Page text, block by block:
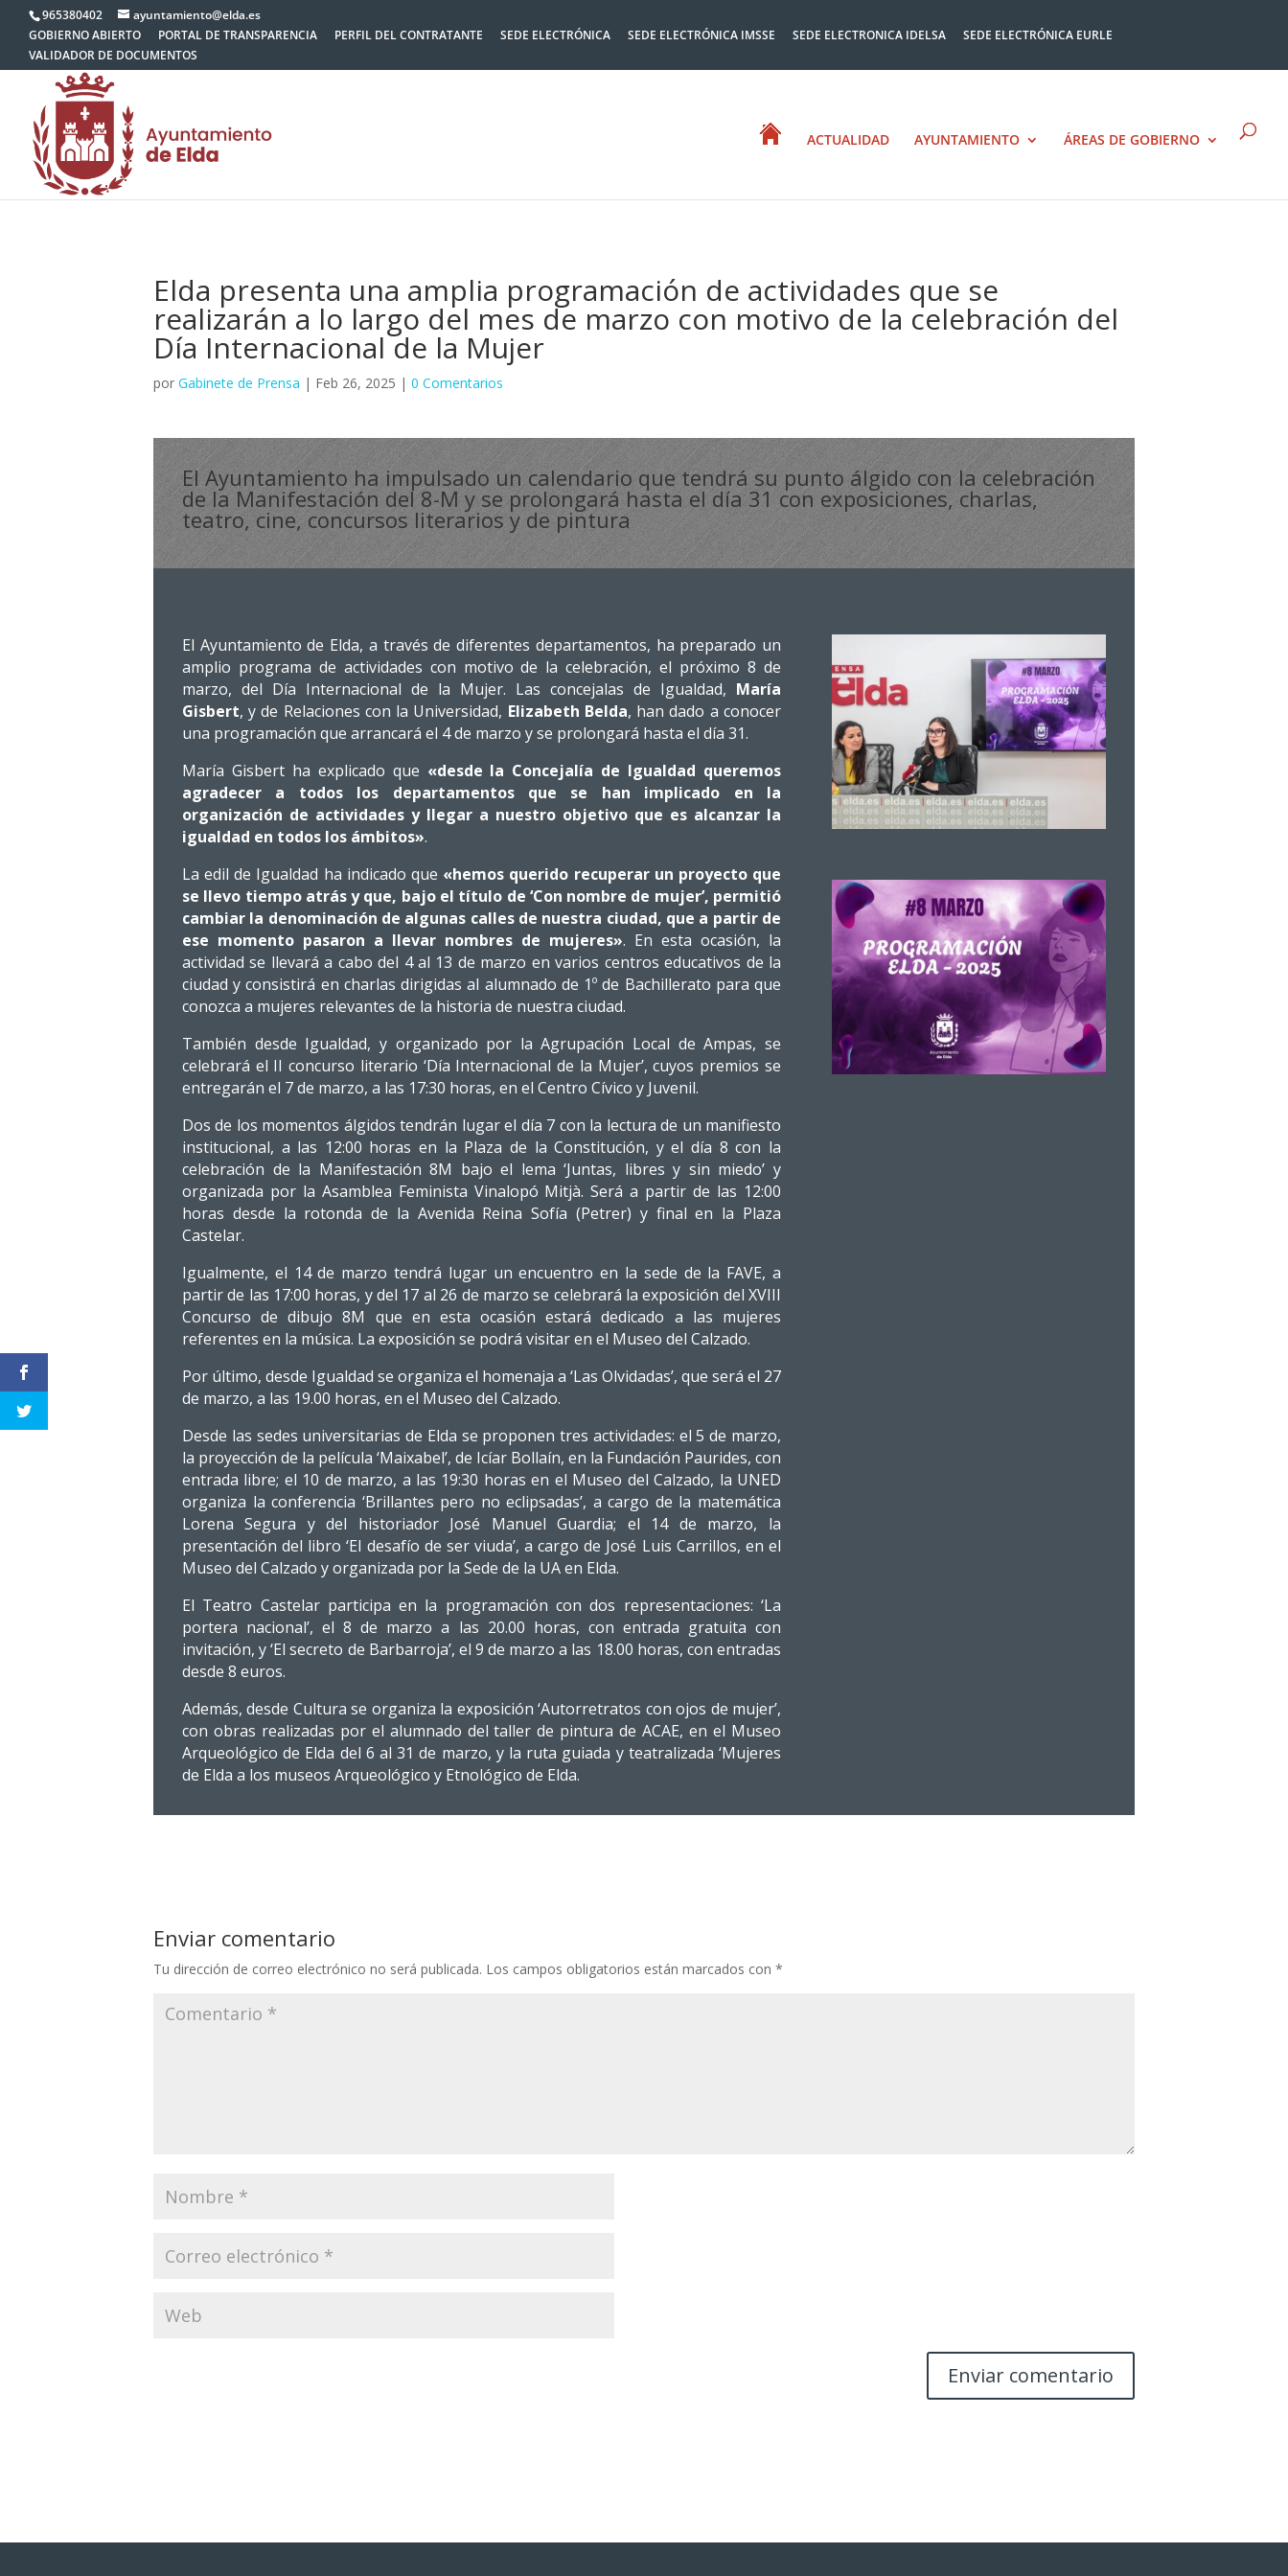
965380402
ayuntamiento@elda.es
GOBIERNO ABIERTO
PORTAL DE TRANSPARENCIA PERFIL DEL CONTRATANTE SEDE ELECTRÓNICA SEDE ELECTRÓNICA IMSSE SEDE ELECTRONICA IDELSA
SEDE ELECTRÓNICA EURLE
VALIDADOR DE DOCUMENTOS
ACTUALIDAD AYUNTAMIENTO ÁREAS DE GOBIERNO
Elda presenta una amplia programación de actividades que se
realizarán a lo largo del mes de marzo con motivo de la celebración del
Día Internacional de la Mujer
por Gabinete de Prensa | Feb 26, 2025 | 0 Comentarios
El Ayuntamiento ha impulsado un calendario que tendrá su punto álgido con la celebración
de la Manifestación del 8-M y se prolongará hasta el día 31 con exposiciones, charlas,
teatro, cine, concursos literarios y de pintura
El Ayuntamiento de Elda, a través de diferentes departamentos, ha preparado un
amplio programa de actividades con motivo de la celebración, el próximo 8 de
marzo, del Día Internacional de la Mujer. Las concejalas de Igualdad, María
Gisbert, y de Relaciones con la Universidad, Elizabeth Belda, han dado a conocer
una programación que arrancará el 4 de marzo y se prolongará hasta el día 31.
María Gisbert ha explicado que «desde la Concejalía de Igualdad queremos
agradecer a todos los departamentos que se han implicado en la
organización de actividades y llegar a nuestro objetivo que es alcanzar la
igualdad en todos los ámbitos».
La edil de Igualdad ha indicado que «hemos querido recuperar un proyecto que
se llevo tiempo atrás y que, bajo el título de ‘Con nombre de mujer’, permitió
cambiar la denominación de algunas calles de nuestra ciudad, que a partir de
ese momento pasaron a llevar nombres de mujeres». En esta ocasión, la
actividad se llevará a cabo del 4 al 13 de marzo en varios centros educativos de la
ciudad y consistirá en charlas dirigidas al alumnado de 1º de Bachillerato para que
conozca a mujeres relevantes de la historia de nuestra ciudad.
También desde Igualdad, y organizado por la Agrupación Local de Ampas, se
celebrará el II concurso literario ‘Día Internacional de la Mujer’, cuyos premios se
entregarán el 7 de marzo, a las 17:30 horas, en el Centro Cívico y Juvenil.
Dos de los momentos álgidos tendrán lugar el día 7 con la lectura de un manifiesto
institucional, a las 12:00 horas en la Plaza de la Constitución, y el día 8 con la
celebración de la Manifestación 8M bajo el lema ‘Juntas, libres y sin miedo’ y
organizada por la Asamblea Feminista Vinalopó Mitjà. Será a partir de las 12:00
horas desde la rotonda de la Avenida Reina Sofía (Petrer) y final en la Plaza
Castelar.
Igualmente, el 14 de marzo tendrá lugar un encuentro en la sede de la FAVE, a
partir de las 17:00 horas, y del 17 al 26 de marzo se celebrará la exposición del XVIII
Concurso de dibujo 8M que en esta ocasión estará dedicado a las mujeres
referentes en la música. La exposición se podrá visitar en el Museo del Calzado.
Por último, desde Igualdad se organiza el homenaja a ‘Las Olvidadas’, que será el 27
de marzo, a las 19.00 horas, en el Museo del Calzado.
Desde las sedes universitarias de Elda se proponen tres actividades: el 5 de marzo,
la proyección de la película ‘Maixabel’, de Icíar Bollaín, en la Fundación Paurides, con
entrada libre; el 10 de marzo, a las 19:30 horas en el Museo del Calzado, la UNED
organiza la conferencia ‘Brillantes pero no eclipsadas’, a cargo de la matemática
Lorena Segura y del historiador José Manuel Guardia; el 14 de marzo, la
presentación del libro ‘El desafío de ser viuda’, a cargo de José Luis Carrillos, en el
Museo del Calzado y organizada por la Sede de la UA en Elda.
El Teatro Castelar participa en la programación con dos representaciones: ‘La
portera nacional’, el 8 de marzo a las 20.00 horas, con entrada gratuita con
invitación, y ‘El secreto de Barbarroja’, el 9 de marzo a las 18.00 horas, con entradas
desde 8 euros.
Además, desde Cultura se organiza la exposición ‘Autorretratos con ojos de mujer’,
con obras realizadas por el alumnado del taller de pintura de ACAE, en el Museo
Arqueológico de Elda del 6 al 31 de marzo, y la ruta guiada y teatralizada ‘Mujeres
de Elda a los museos Arqueológico y Etnológico de Elda.
Enviar comentario
Tu dirección de correo electrónico no será publicada. Los campos obligatorios están marcados con *